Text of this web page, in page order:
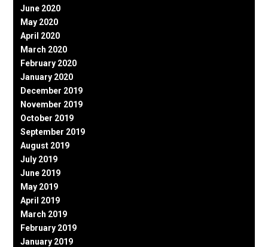
June 2020
May 2020
April 2020
March 2020
February 2020
January 2020
December 2019
November 2019
October 2019
September 2019
August 2019
July 2019
June 2019
May 2019
April 2019
March 2019
February 2019
January 2019